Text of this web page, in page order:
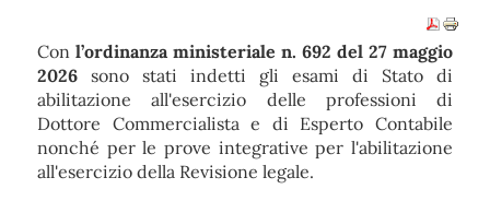
Con l’ordinanza ministeriale n. 692 del 27 maggio
2026 sono stati indetti gli esami di Stato di
abilitazione all'esercizio delle professioni di
Dottore Commercialista e di Esperto Contabile
nonché per le prove integrative per l'abilitazione
all'esercizio della Revisione legale.